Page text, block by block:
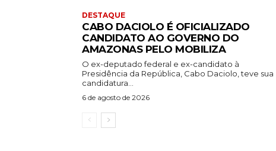
DESTAQUE
CABO DACIOLO É OFICIALIZADO
CANDIDATO AO GOVERNO DO
AMAZONAS PELO MOBILIZA
O ex-deputado federal e ex-candidato à
Presidência da República, Cabo Daciolo, teve sua
candidatura...
6 de agosto de 2026